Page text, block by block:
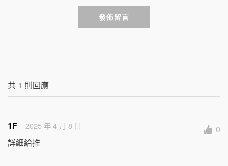
發佈留言
共 1 則回應
0
1F 2025 年 4 月 8 日
詳細給推